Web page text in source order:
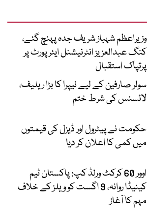
وزیراعظم شہباز شریف جدہ پہنچ گئے،
کنگ عبدالعزیز انٹرنیشنل ایئر پورٹ پر
پرتپاک استقبال
سولر صارفین کے لیے نیپرا کا بڑا ریلیف،
لائسنس کی شرط ختم
حکومت نے پیٹرول اور ڈیزل کی قیمتوں
میں کمی کا اعلان کر دیا
اوور 60 کرکٹ ورلڈ کپ: پاکستان ٹیم
کینیڈا روانہ، 9 اگست کو ویلز کے خلاف
مہم کا آغاز